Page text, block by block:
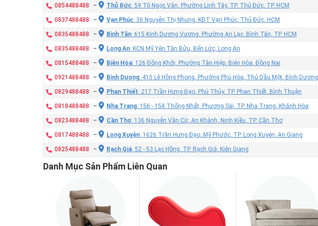
0854488488 – Thủ Đức: 59 Tô Ngọc Vân, Phường Linh Tây, TP. Thủ Đức, TP. HCM
0837488488 – Vạn Phúc: 36 Nguyễn Thị Nhung, KĐT Vạn Phúc, Thủ Đức, HCM
0835488488 – Bình Tân: 615 Kinh Dương Vương, Phường An Lạc, Bình Tân, TP. HCM
0835488488 – Long An: KCN Mỹ Yên Tân Bửu, Bến Lức, Long An
0815488488 – Biên Hòa: 126 Đồng Khởi, Phường Tân Hiệp, Biên Hòa, Đồng Nai
0921488488 – Bình Dương: 415 Lê Hồng Phong, Phường Phú Hòa, Thủ Dầu Một, Bình Dương
0829488488 – Phan Thiết: 217 Trần Hưng Đạo, Phú Thủy, TP. Phan Thiết, Bình Thuận
0818488488 – Nha Trang: 156 - 158 Thống Nhất, Phương Sài, TP. Nha Trang, Khánh Hòa
0823488488 – Cần Thơ: 136 Nguyễn Văn Cừ, An Khánh, Ninh Kiều, TP. Cần Thơ
0817488488 – Long Xuyên: 1626 Trần Hưng Đạo, Mỹ Phước, TP. Long Xuyên, An Giang
0825488488 – Rạch Giá: 52 - 53 Lạc Hồng, TP. Rạch Giá, Kiên Giang
Danh Mục Sản Phẩm Liên Quan